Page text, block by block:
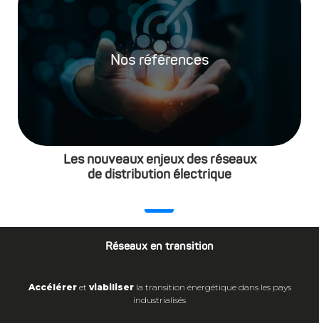
Nos références
Les nouveaux enjeux des réseaux
de distribution électrique
Réseaux en transition
Accéléreret viabiliserla transition énergétique dans les pays
industrialisés